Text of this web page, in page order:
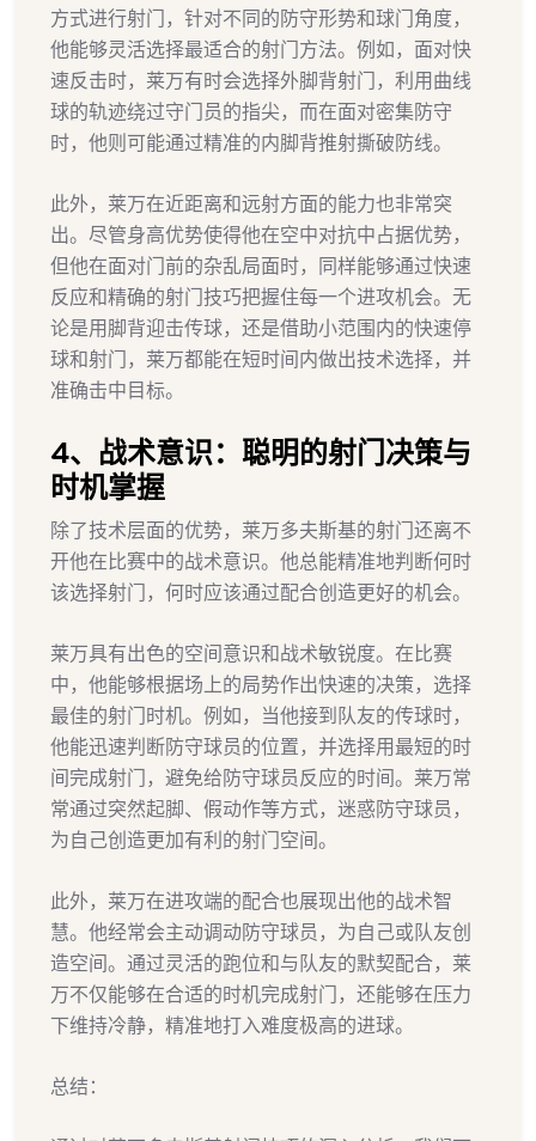
方式进行射门，针对不同的防守形势和球门角度，
他能够灵活选择最适合的射门方法。例如，面对快
速反击时，莱万有时会选择外脚背射门，利用曲线
球的轨迹绕过守门员的指尖，而在面对密集防守
时，他则可能通过精准的内脚背推射撕破防线。
此外，莱万在近距离和远射方面的能力也非常突
出。尽管身高优势使得他在空中对抗中占据优势，
但他在面对门前的杂乱局面时，同样能够通过快速
反应和精确的射门技巧把握住每一个进攻机会。无
论是用脚背迎击传球，还是借助小范围内的快速停
球和射门，莱万都能在短时间内做出技术选择，并
准确击中目标。
4、战术意识：聪明的射门决策与
时机掌握
除了技术层面的优势，莱万多夫斯基的射门还离不
开他在比赛中的战术意识。他总能精准地判断何时
该选择射门，何时应该通过配合创造更好的机会。
莱万具有出色的空间意识和战术敏锐度。在比赛
中，他能够根据场上的局势作出快速的决策，选择
最佳的射门时机。例如，当他接到队友的传球时，
他能迅速判断防守球员的位置，并选择用最短的时
间完成射门，避免给防守球员反应的时间。莱万常
常通过突然起脚、假动作等方式，迷惑防守球员，
为自己创造更加有利的射门空间。
此外，莱万在进攻端的配合也展现出他的战术智
慧。他经常会主动调动防守球员，为自己或队友创
造空间。通过灵活的跑位和与队友的默契配合，莱
万不仅能够在合适的时机完成射门，还能够在压力
下维持冷静，精准地打入难度极高的进球。
总结：